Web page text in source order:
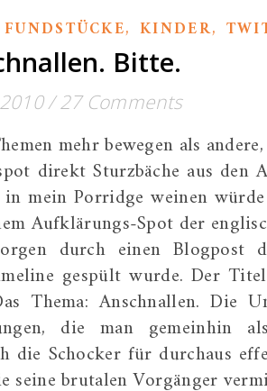
FUNDSTÜCKE, KINDER,
Bitte.
/ 27 Comments
mehr bewegen als
direkt Sturzbäche aus den
mein Porridge weinen
Aufklärungs-Spot der
durch einen Blogpost
gespült wurde. Der
Thema: Anschnallen. Die
die man gemeinhin
die Schocker für durchaus
seine brutalen Vorgänger